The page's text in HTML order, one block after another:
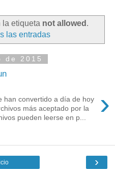
la etiqueta not allowed .
las entradas
de 2015
›
han convertido a día de hoy
más aceptado por la
pueden leerse en p...
›